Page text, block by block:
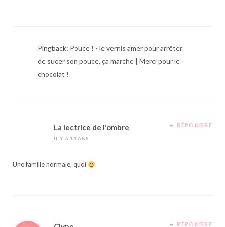
Pingback: Pouce ! - le vernis amer pour arrêter
de sucer son pouce, ça marche | Merci pour le
chocolat !
La lectrice de l'ombre
IL Y A 14 ANS
RÉPONDRE
Une famille normale, quoi
RÉPONDRE